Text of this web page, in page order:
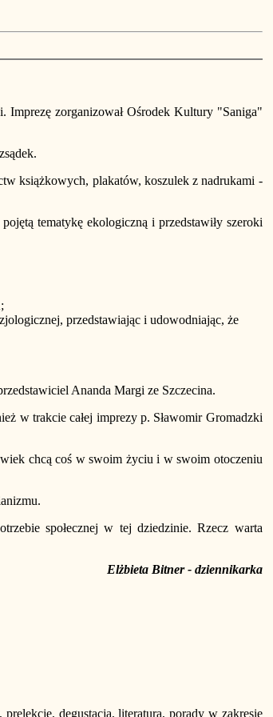
zorganizował Ośrodek Kultury "Saniga"
książkowych, plakatów, koszulek z nadrukami -
tematykę ekologiczną i przedstawiły szeroki
przedstawiając i udowodniając, że
Ananda Margi ze Szczecina.
w trakcie całej imprezy p. Sławomir Gromadzki
chcą coś w swoim życiu i w swoim otoczeniu
społecznej w tej dziedzinie. Rzecz warta
Elżbieta Bitner - dziennikarka
degustacja, literatura, porady w zakresie